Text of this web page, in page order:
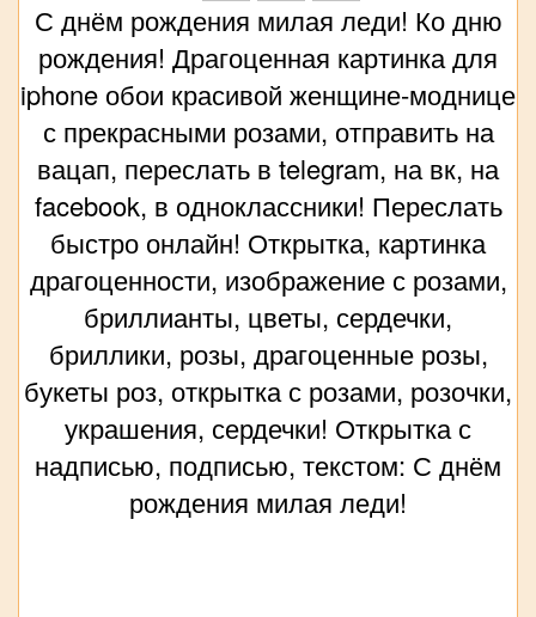
С днём рождения милая леди! Ко дню
рождения! Драгоценная картинка для
iphone обои красивой женщине-моднице
с прекрасными розами, отправить на
вацап, переслать в telegram, на вк, на
facebook, в одноклассники! Переслать
быстро онлайн! Открытка, картинка
драгоценности, изображение с розами,
бриллианты, цветы, сердечки,
бриллики, розы, драгоценные розы,
букеты роз, открытка с розами, розочки,
украшения, сердечки! Открытка с
надписью, подписью, текстом: С днём
рождения милая леди!